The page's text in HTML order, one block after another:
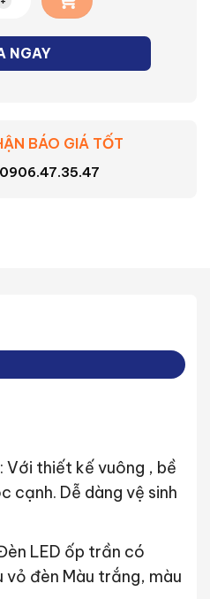
nổi vuông vỏ trắng thân nhựa
NGAY
BÁO GIÁ TỐT
0906.47.35.47
Với thiết kế vuông , bề
cạnh. Dễ dàng vệ sinh
LED ốp trần có
vỏ đèn Màu trắng, màu